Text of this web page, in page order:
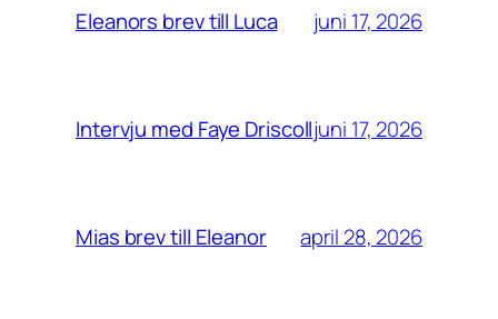
Eleanors brev till Luca juni 17, 2026
Intervju med Faye Driscolljuni 17, 2026
Mias brev till Eleanor april 28, 2026